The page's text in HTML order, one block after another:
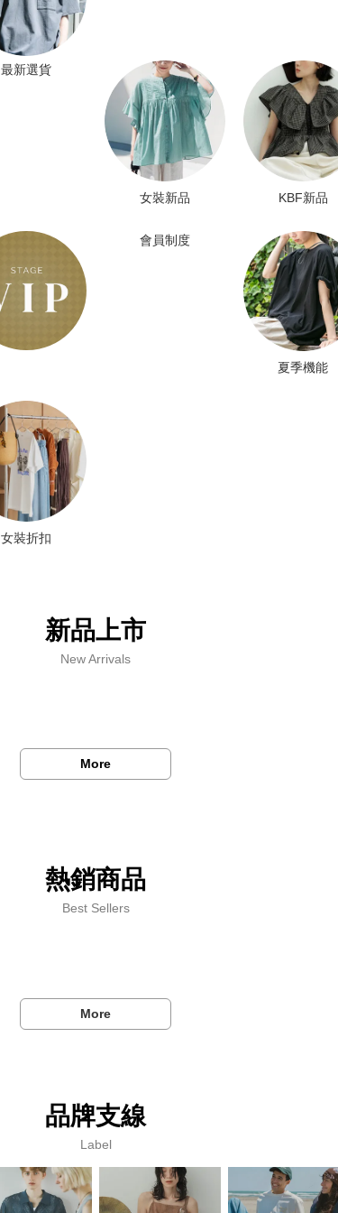
最新選貨
女裝新品 KBF新品
會員制度
夏季機能
女裝折扣
新品上市
New Arrivals
More
熱銷商品
Best Sellers
More
品牌支線
Label